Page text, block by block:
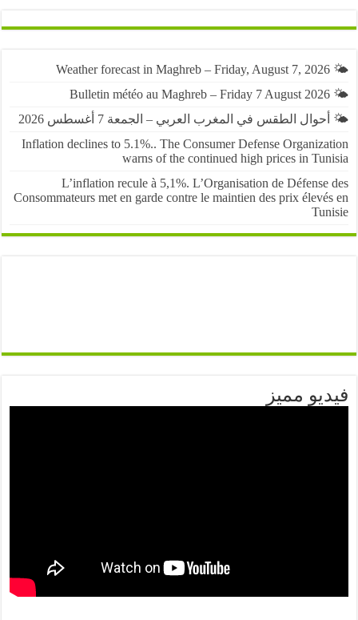
الطقس في المغرب العربي – الجمعة 7 أغسطس 2026
Inflation declines to 5.1%.. The Consumer Defense
warns of the continued high prices in
L’inflation recule à 5,1%. L’Organisation de
Consommateurs met en garde contre le maintien des prix
مميز